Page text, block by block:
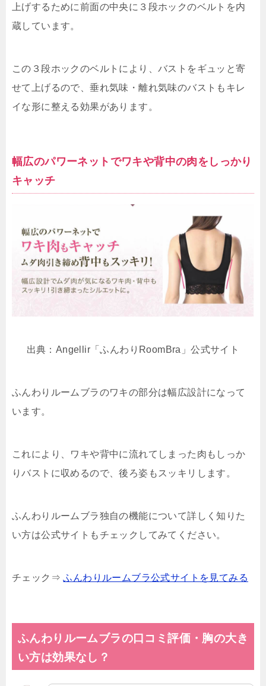
上げするために前面の中央に３段ホックのベルトを内
蔵しています。
この３段ホックのベルトにより、バストをギュッと寄
せて上げるので、垂れ気味・離れ気味のバストもキレ
イな形に整える効果があります。
幅広のパワーネットでワキや背中の肉をしっかり
キャッチ
出典：Angellir「ふんわりRoomBra」公式サイト
ふんわりルームブラのワキの部分は幅広設計になって
います。
これにより、ワキや背中に流れてしまった肉もしっか
りバストに収めるので、後ろ姿もスッキリします。
ふんわりルームブラ独自の機能について詳しく知りた
い方は公式サイトもチェックしてみてください。
チェック⇒ふんわりルームブラ公式サイトを見てみる
ふんわりルームブラの口コミ評価・胸の大き
い方は効果なし？